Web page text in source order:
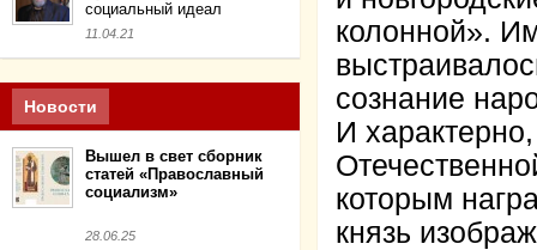
социальный идеал
11.04.21
Новости
Вышел в свет сборник
статей «Православный
социализм»
28.06.25
колонной».
сознание
И
которым
князь